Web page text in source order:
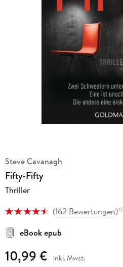
Steve Cavanagh
Fifty-Fifty
Thriller
(162 Bewertungen)15
eBook epub
10,99 € inkl. Mwst.